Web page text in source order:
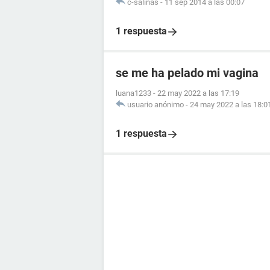
c-salinas - 11 sep 2014 a las 00:07
1 respuesta
se me ha pelado mi vagina
luana1233 - 22 may 2022 a las 17:19
usuario anónimo - 24 may 2022 a las
1 respuesta